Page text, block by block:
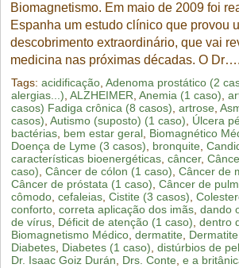
Biomagnetismo. Em maio de 2009 foi
Espanha um estudo clínico que provou
descobrimento extraordinário, que vai
medicina nas próximas décadas. O Dr….
Tags: acidificação, Adenoma prostático (2
alergias...) ALZHEIMER Anemia (1 caso)
casos) Fadiga crônica (8 casos) artrose
casos) Autismo (suposto) (1 caso) Úlcera
bactérias, bem estar geral, Biomagnético
Doença de Lyme (3 casos)
bronquite
características bioenergéticas, câncer,
caso) Câncer de cólon (1 caso) Câncer de
Câncer de próstata (1 caso) Câncer de
cômodo, cefaleias, Cistite (3 casos)
conforto, correta aplicação dos imãs, dando
de vírus, Déficit de atenção (1 caso) dentro
Biomagnetismo Médico, dermatite
Diabetes, Diabetes (1 caso) distúrbios de
Dr. Isaac Goiz Durán
Drs. Conte e a